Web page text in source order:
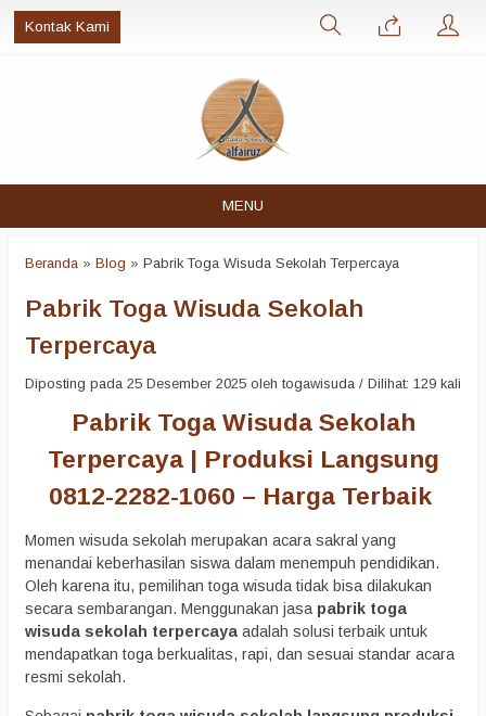
Kontak Kami
MENU
Beranda » Blog » Pabrik Toga Wisuda Sekolah Terpercaya
Pabrik Toga Wisuda Sekolah
Terpercaya
Diposting pada 25 Desember 2025 oleh togawisuda / Dilihat: 129 kali
Pabrik Toga Wisuda Sekolah
Terpercaya | Produksi Langsung
0812-2282-1060 – Harga Terbaik
Momen wisuda sekolah merupakan acara sakral yang
menandai keberhasilan siswa dalam menempuh pendidikan.
Oleh karena itu, pemilihan toga wisuda tidak bisa dilakukan
secara sembarangan. Menggunakan jasa pabrik toga
wisuda sekolah terpercaya adalah solusi terbaik untuk
mendapatkan toga berkualitas, rapi, dan sesuai standar acara
resmi sekolah.